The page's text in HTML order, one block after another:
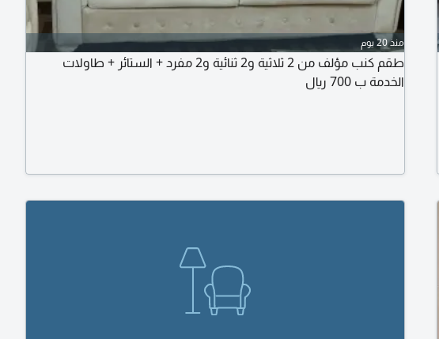
منذ 20 يوم
طقم كنب مؤلف من 2 ثلاثية و2 ثنائية و2 مفرد + الستائر + طاولات
الخدمة ب 700 ريال